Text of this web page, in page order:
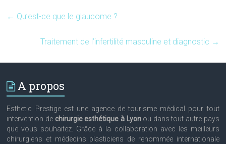
← Qu’est-ce que le glaucome ?
Traitement de l’infertilité masculine et diagnostic →
A propos
Esthetic Prestige est une agence de tourisme médical pour tout
intervention de chirurgie esthétique à Lyonou dans tout autre pays
que vous souhaitez. Grâce à la collaboration avec les meilleurs
chirurgiens et médecins plasticiens de renommée internationale